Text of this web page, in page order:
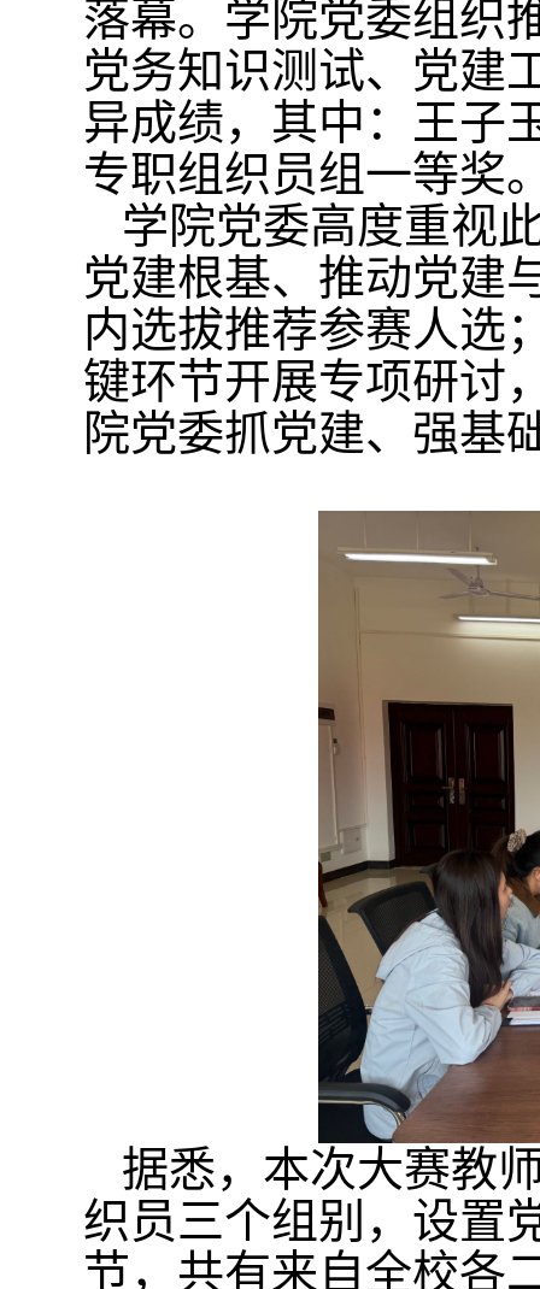
落幕。学院党委组织
党务知识测试、党建
异成绩，其中：王子
专职组织员组一等奖
学院党委高度重视
党建根基、推动党建
内选拔推荐参赛人选
键环节开展专项研讨
院党委抓党建、强基
据悉，本次大赛教
织员三个组别，设置
节，共有来自全校各